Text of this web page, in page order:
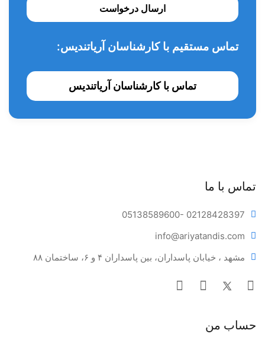
ارسال درخواست
تماس مستقیم با کارشناسان آریاتندیس:
تماس با کارشناسان آریاتندیس
تماس با ما
05138589600- 02128428397
info@ariyatandis.com
مشهد ، خیابان پاسداران، بین پاسداران ۴ و ۶، ساختمان ۸۸
حساب من